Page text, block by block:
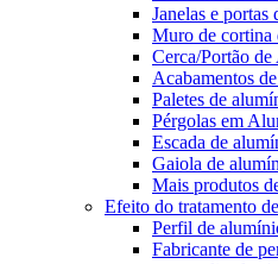
Janelas e portas
Muro de cortina
Cerca/Portão
Acabamentos
Paletes de
Pérgolas em
Escada de
Gaiola de
Mais produtos
Efeito do tratamento
Perfil de
Fabricante de